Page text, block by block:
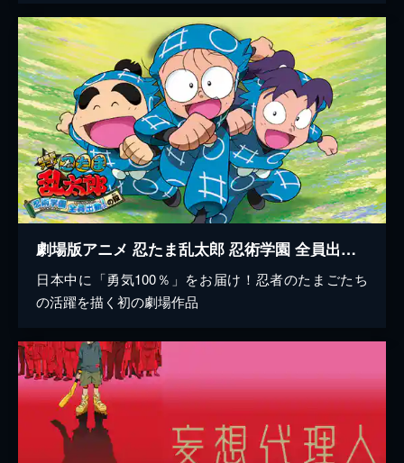
劇場版アニメ 忍たま乱太郎 忍術学園 全員出動!の段
日本中に「勇気100％」をお届け！忍者のたまごたち
の活躍を描く初の劇場作品